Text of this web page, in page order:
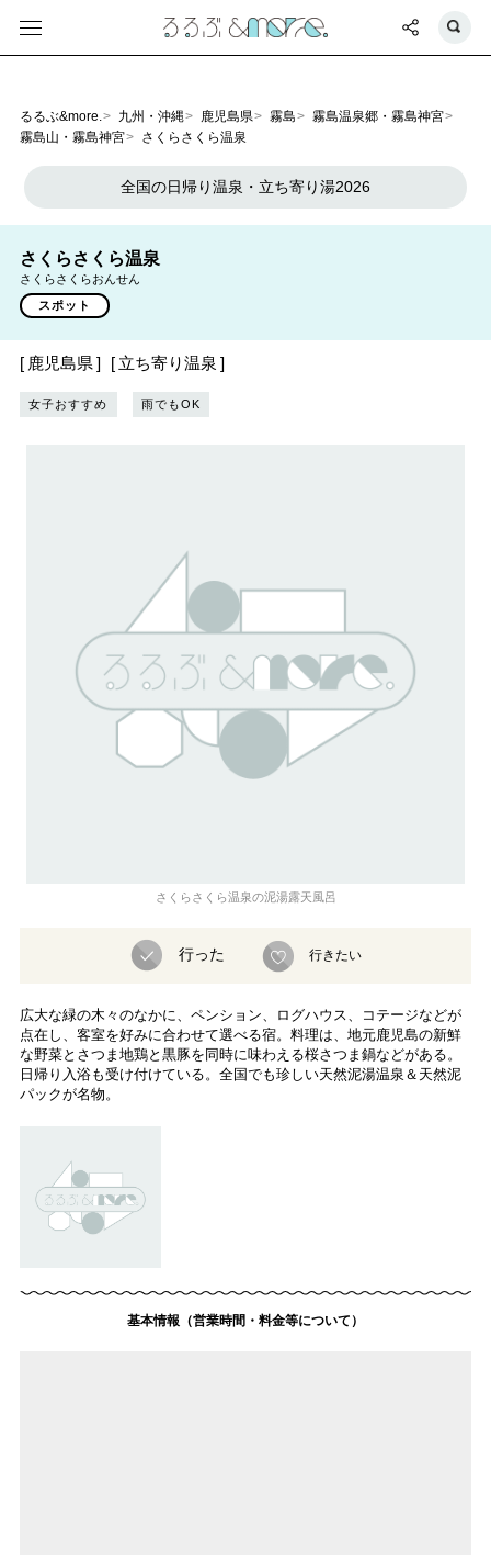
るるぶ&more. 九州・沖縄 鹿児島県 霧島
霧島温泉郷・霧島神宮
霧島山・霧島神宮
さくらさくら温泉
全国の日帰り温泉・立ち寄り湯2026
さくらさくら温泉
さくらさくらおんせん
スポット
鹿児島県 立ち寄り温泉
女子おすすめ 雨でもOK
さくらさくら温泉の泥湯露天風呂
行った 行きたい
広大な緑の木々のなかに、ペンション、ログハウス、コテージなどが
点在し、客室を好みに合わせて選べる宿。料理は、地元鹿児島の新鮮
な野菜とさつま地鶏と黒豚を同時に味わえる桜さつま鍋などがある。
日帰り入浴も受け付けている。全国でも珍しい天然泥湯温泉＆天然泥
パックが名物。
基本情報（営業時間・料金等について）